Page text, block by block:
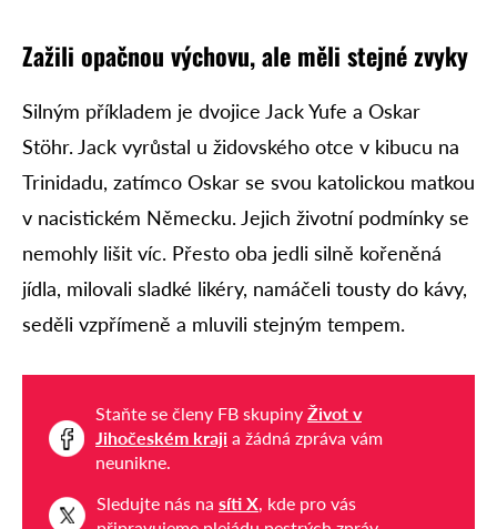
Zažili opačnou výchovu, ale měli stejné zvyky
Silným příkladem je dvojice Jack Yufe a Oskar
Stöhr. Jack vyrůstal u židovského otce v kibucu na
Trinidadu, zatímco Oskar se svou katolickou matkou
v nacistickém Německu. Jejich životní podmínky se
nemohly lišit víc. Přesto oba jedli silně kořeněná
jídla, milovali sladké likéry, namáčeli tousty do kávy,
seděli vzpřímeně a mluvili stejným tempem.
Staňte se členy FB skupiny Život v
Jihočeském kraji a žádná zpráva vám
neunikne.
Sledujte nás na síti X, kde pro vás